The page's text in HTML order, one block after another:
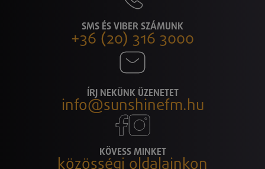
SMS ÉS VIBER SZÁMUNK
+36 (20) 316 3000
ÍRJ NEKÜNK ÜZENETET
info@sunshinefm.hu
KÖVESS MINKET
közösségi oldalainkon